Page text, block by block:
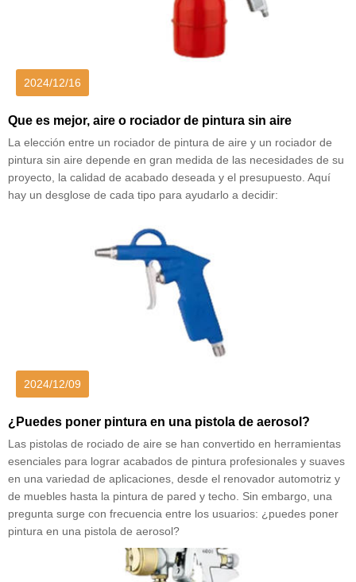
2024/12/16
Que es mejor, aire o rociador de pintura sin aire
La elección entre un rociador de pintura de aire y un rociador de
pintura sin aire depende en gran medida de las necesidades de su
proyecto, la calidad de acabado deseada y el presupuesto. Aquí
hay un desglose de cada tipo para ayudarlo a decidir:
2024/12/09
¿Puedes poner pintura en una pistola de aerosol?
Las pistolas de rociado de aire se han convertido en herramientas
esenciales para lograr acabados de pintura profesionales y suaves
en una variedad de aplicaciones, desde el renovador automotriz y
de muebles hasta la pintura de pared y techo. Sin embargo, una
pregunta surge con frecuencia entre los usuarios: ¿puedes poner
pintura en una pistola de aerosol?